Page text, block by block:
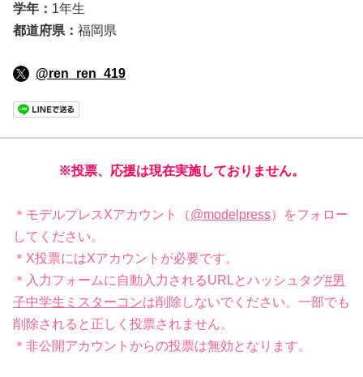
学年： 1年生
都道府県： 福岡県
@ren_ren_419
※投票、応援は現在実施しておりません。
＊モデルプレスXアカウント（@modelpress）をフォロー
してください。
＊X投票にはXアカウントが必要です。
＊入力フォームに自動入力されるURLとハッシュタグ#男
子中学生ミスターコンは削除しないでください。一部でも
削除されると正しく投票されません。
＊非公開アカウントからの投票は無効となります。